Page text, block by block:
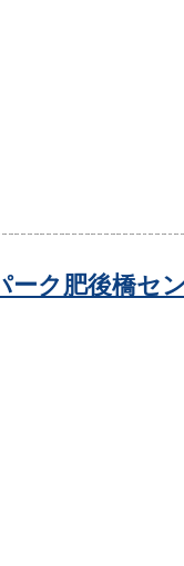
ーク肥後橋セ